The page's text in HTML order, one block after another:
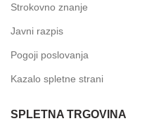
Strokovno znanje
Javni razpis
Pogoji poslovanja
Kazalo spletne strani
SPLETNA TRGOVINA